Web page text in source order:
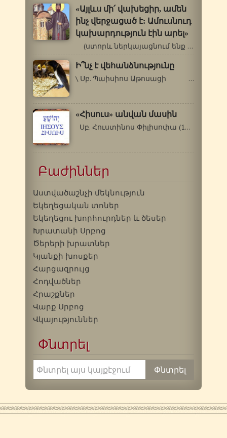
«Այլևս մի՛ վախեցիր, ամեն
ինչ վերջացած է: Ամուսնուդ
կախարդություն էին արել»
(ստորև ներկայացնում ենք Հրաշագործ…
Ի՞նչ է վեհանձնությունը
\ Սբ. Պաիսիոս Աթոսացի …
«Հիսուս» անվան մասին
Սբ. Հուստինոս Փիլիսոփա (110-165 թթ.)…
Բաժիններ
Աստվածաշնչի մեկնություն
Եկեղեցական տոներ
Եկեղեցու խորհուրդներ և ծեսեր
Խրատանի Սրբոց
Ծերերի խրատներ
Կյանքի խոսքեր
Հարցազրույց
Հոդվածներ
Հրաշքներ
Վարք Սրբոց
Վկայություններ
Փնտրել